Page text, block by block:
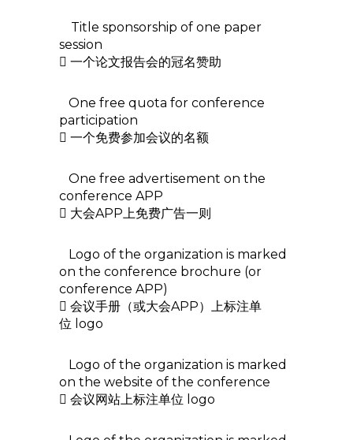
Title sponsorship of one paper
session
 一个论文报告会的冠名赞助
One free quota for conference
participation
 一个免费参加会议的名额
One free advertisement on the
conference APP
 大会APP上免费广告一则
Logo of the organization is marked
on the conference brochure (or
conference APP)
 会议手册（或大会APP）上标注单
位 logo
Logo of the organization is marked
on the website of the conference
 会议网站上标注单位 logo